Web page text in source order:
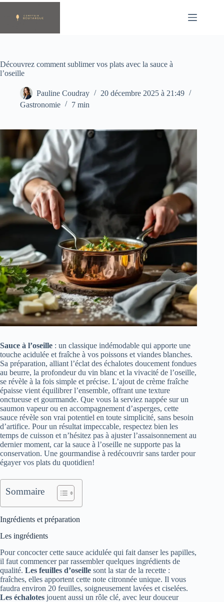
Passer
contenu
Découvrez comment sublimer vos plats avec la sauce à
l’oseille
Pauline Coudray
20 décembre 2025 à 21:49
Gastronomie
7 min
Sauce à l’oseille : un classique indémodable qui apporte une
touche acidulée et fraîche à vos poissons et viandes blanches.
Sa préparation, alliant l’éclat des échalotes doucement fondues
au beurre, la profondeur du vin blanc et la vivacité de l’oseille,
se révèle à la fois simple et précise. L’ajout de crème fraîche
épaisse vient équilibrer l’ensemble, offrant une texture
onctueuse et gourmande. Que vous la serviez nappée sur un
saumon vapeur ou en accompagnement d’asperges, cette
sauce révèle son vrai potentiel en toute simplicité, sans besoin
d’artifice. Pour un résultat impeccable, respectez bien les
temps de cuisson et n’hésitez pas à ajuster l’assaisonnement au
dernier moment, car la sauce à l’oseille ne supporte pas la
conservation. Une gourmandise à redécouvrir sans tarder pour
égayer vos plats du quotidien!
Sommaire
Ingrédients et préparation
Les ingrédients
Pour concocter cette sauce acidulée qui fait danser les papilles,
il faut commencer par rassembler quelques ingrédients de
qualité. Les feuilles d’oseille sont la star de la recette :
fraîches, elles apportent cette note citronnée unique. Il vous
faudra environ 20 feuilles, soigneusement lavées et ciselées.
Les échalotes jouent aussi un rôle clé, avec leur douceur